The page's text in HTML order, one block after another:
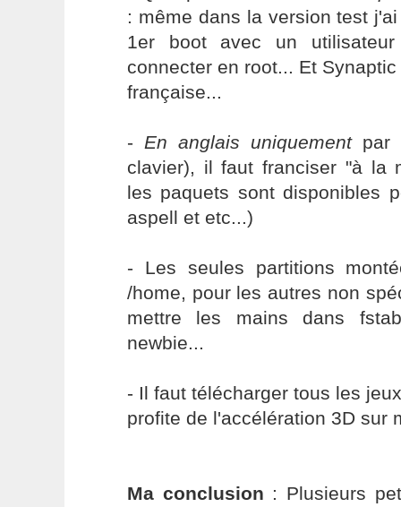
: même dans la version test
1er boot avec un
connecter en root... Et
française...
- En anglais uniquementpar
clavier), il faut franciser "à la
les paquets sont disponibles
aspell et etc...)
- Les seules partitions
/home, pour les autres non
mettre les mains dans
newbie...
- Il faut télécharger tous les
profite de l'accélération 3D sur
Ma conclusion : Plusieurs